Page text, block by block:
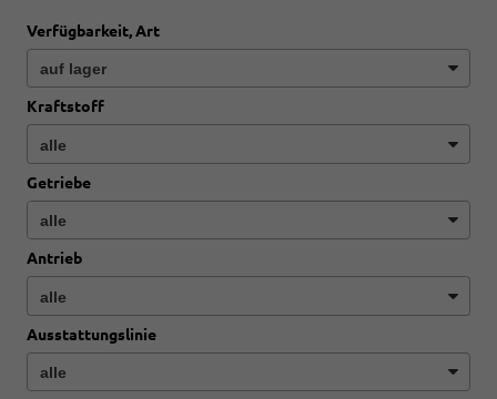
Verfügbarkeit, Art
Kraftstoff
Getriebe
Antrieb
Ausstattungslinie